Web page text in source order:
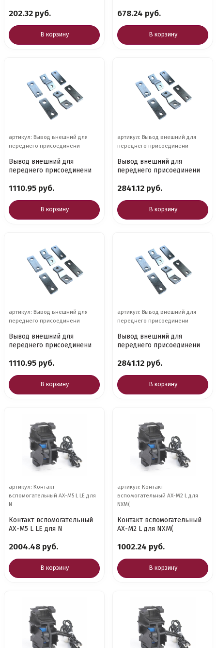
202.32 руб.
В корзину
678.24 руб.
В корзину
артикул: Вывод внешний для
переднего присоединени
Вывод внешний для
переднего присоединени
1110.95 руб.
В корзину
артикул: Вывод внешний для
переднего присоединени
Вывод внешний для
переднего присоединени
2841.12 руб.
В корзину
артикул: Вывод внешний для
переднего присоединени
Вывод внешний для
переднего присоединени
1110.95 руб.
В корзину
артикул: Вывод внешний для
переднего присоединени
Вывод внешний для
переднего присоединени
2841.12 руб.
В корзину
артикул: Контакт
вспомогательный AX-M5 L LE для
N
Контакт вспомогательный
AX-M5 L LE для N
2004.48 руб.
В корзину
артикул: Контакт
вспомогательный AX-M2 L для
NXM(
Контакт вспомогательный
AX-M2 L для NXM(
1002.24 руб.
В корзину